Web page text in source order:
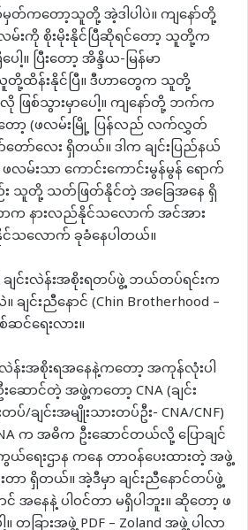
တ်ကတော့သူတို့ အဲ့ဒါပါပဲ။ ကျနော်တို့
မ်းကို စိုးမိုးနိုင်ပြီဆိုရင်တော့ သူတို့က
ေါ့။ ပြီးတော့ အိန္ဒိယ-မြန်မာ
တို့ထိန်းနိုင်ပြီ။ ဒီဟာတွေက သူတို့
ြစ်သွားမှာပေါ့။ ကျနော်တို့ ဘက်က
တော့ (ဖလမ်းမြို့ ပြန်လည် လက်လွှတ်
ော်လေး ရှိတယ်။ ဒါက ချင်းပြည်နယ်
းသာ ကောင်းကောင်းမွန်မွန် ရောက်
း သူတို့ သတ်ဖြတ်နိုင်တဲ့ အခြေအနေ ရှိ
က နားလည်နိုင်သလောက် အင်အား
င်သလောက် ခုခံနေပါတယ်။
ျင်းလဲန်းအစိုးရတပ်ဖွဲ့ ဘယ်တပ်ရင်းက
းညီနောင် (Chin Brotherhood –
င်ရေးလား။
လဲန်းအစိုးရအနေနဲ့ကတော့ အကုန်လုံးပါ
ဆောင်တဲ့ အဖွဲ့ကတော့ CNA (ချင်း
ချင်းအမျိုးသားတပ်ဦး- CNA/CNF)
က အဓိက ဦးဆောင်တယ်လို့ ပြောချင်
ရေးဌာန ကနေ တာဝန်ပေးထားတဲ့ အဖွဲ့
ာ ရှိတယ်။ အဲ့ဒီမှာ ချင်းညီနောင်တပ်ဖွဲ့
အနေနဲ့ ပါဝင်တာ မရှိပါဘူး။ ဆိုတော့ ဖ